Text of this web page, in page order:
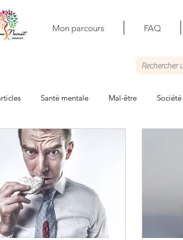
Mon parcours FAQ
Santé mentale Mal-être Société
Constellations familiales